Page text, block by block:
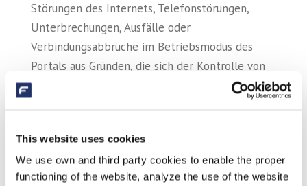
This website uses cookies
We use own and third party cookies to enable the proper
functioning of the website, analyze the use of the website
Störungen des Internets, Telefonstörungen,
Unterbrechungen, Ausfälle oder
Verbindungsabbrüche im Betriebsmodus des
Portals aus Gründen, die sich der Kontrolle von
FLUIDRA entziehen, entstehen können.
Portals
FLUIDRA ist Eigentümer und Inhaber aller
Rechte am Portal und gewährt dem